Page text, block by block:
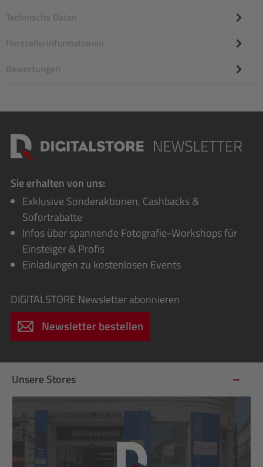
Technische Daten
Herstellerinformationen
Bewertungen
Sie erhalten von uns:
Exklusive Sonderaktionen, Cashbacks &
Sofortrabatte
Infos über spannende Fotografie-Workshops für
Einsteiger & Profis
Einladungen zu kostenlosen Events
DIGITALSTORE Newsletter abonnieren
Newsletter bestellen
Unsere Stores